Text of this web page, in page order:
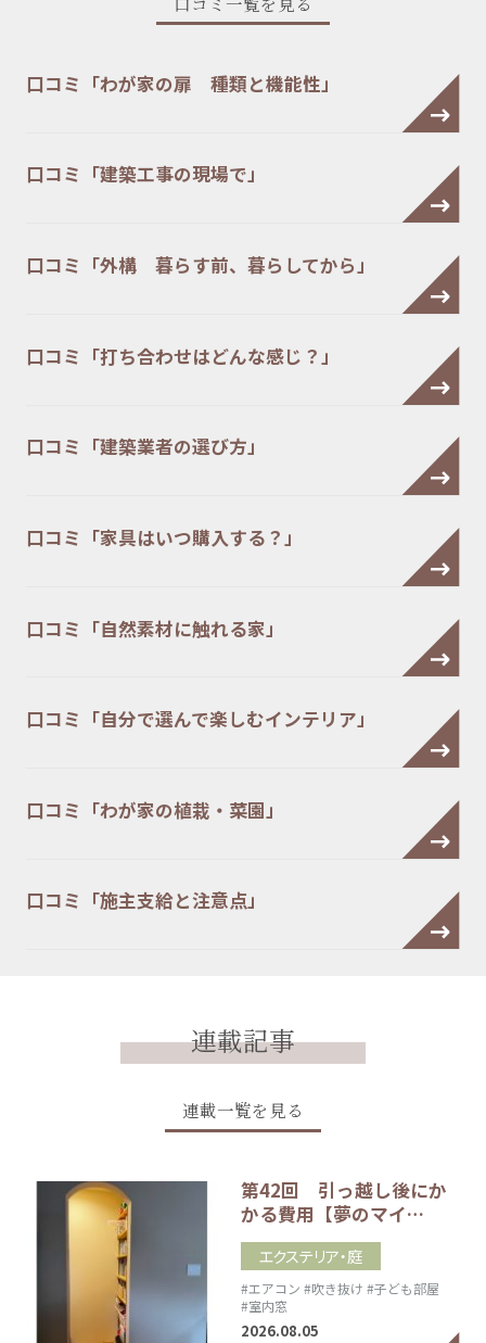
口コミ「わが家の扉 種類と機能性」
口コミ「建築工事の現場で」
口コミ「外構 暮らす前、暮らしてから」
口コミ「打ち合わせはどんな感じ？」
口コミ「建築業者の選び方」
口コミ「家具はいつ購入する？」
口コミ「自然素材に触れる家」
口コミ「自分で選んで楽しむインテリア」
口コミ「わが家の植栽・菜園」
口コミ「施主支給と注意点」
連載記事
連載一覧を見る
第42回 引っ越し後にか
かる費用【夢のマイ…
エクステリア・庭
#エアコン #吹き抜け #子ども部屋
#室内窓
2026.08.05